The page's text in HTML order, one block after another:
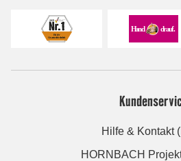
Hilfe & Kontakt
HORNBACH